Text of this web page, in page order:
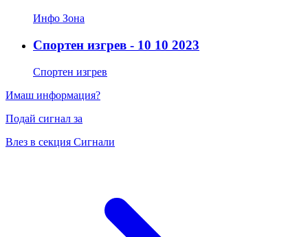
Инфо Зона
Спортен изгрев - 10 10 2023
Спортен изгрев
Имаш информация?
Подай сигнал за
Влез в секция Сигнали